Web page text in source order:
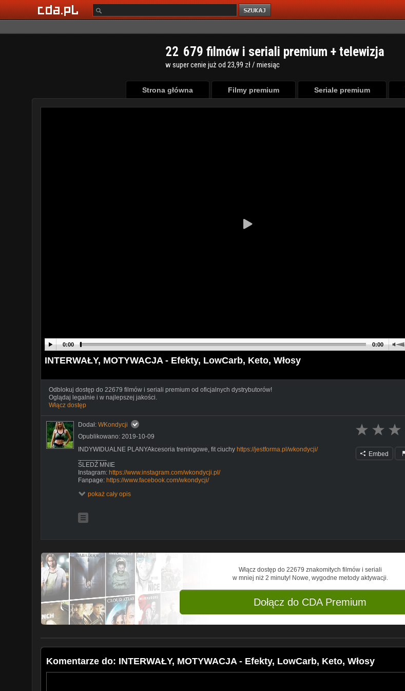
22 679 filmów i seriali premium + telewizja
w super cenie już od 23,99 zł / miesiąc
Strona główna Filmy premium Seriale premium
0:00 0:00
INTERWAŁY, MOTYWACJA - Efekty, LowCarb, Keto, Włosy
Odblokuj dostęp do 22679 filmów i seriali premium od oficjalnych dystrybutorów!
Oglądaj legalnie i w najlepszej jakości.
Włącz dostęp
Dodał: WKondycji
Opublikowano: 2019-10-09
INDYWIDUALNE PLANYAkcesoria treningowe, fit ciuchy https://jestforma.pl/wkondycji/
ŚLEDŹ MNIE
Instagram: https://www.instagram.com/wkondycji.pl/
Fanpage: https://www.facebook.com/wkondycji/
https://web.facebook.com/groups/1621544347928828/permalink/2041270945956164/
pokaż cały opis
Embed
Włącz dostęp do 22679 znakomitych filmów i seriali
w mniej niż 2 minuty! Nowe, wygodne metody aktywacji.
Dołącz do CDA Premium
Komentarze do: INTERWAŁY, MOTYWACJA - Efekty, LowCarb, Keto, Włosy